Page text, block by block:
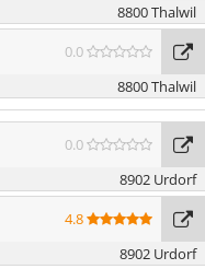
8800 Thalwil
0.0
8800 Thalwil
0.0
8902 Urdorf
4.8
8902 Urdorf